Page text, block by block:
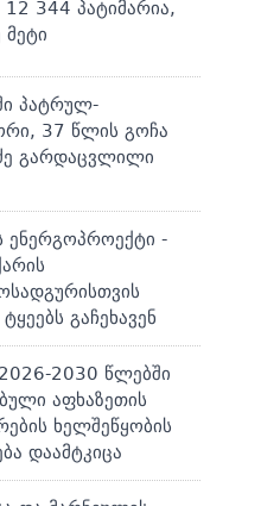
12 344 პატიმარია,
პატრულ-
37 წლის გოჩა
გარდაცვლილი
ენერგოპროექტი -
გაჩეხავენ
2030 წლებში
აფხაზეთის
ხელშეწყობის
დაამტკიცა